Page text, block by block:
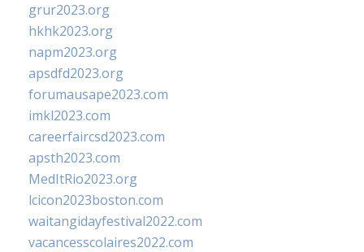
grur2023.org
hkhk2023.org
napm2023.org
apsdfd2023.org
forumausape2023.com
imkl2023.com
careerfaircsd2023.com
apsth2023.com
MedItRio2023.org
lcicon2023boston.com
waitangidayfestival2022.com
vacancesscolaires2022.com